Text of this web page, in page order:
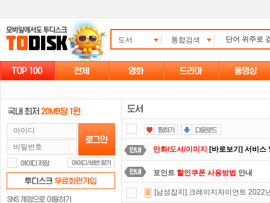
도서 통합검색
만화/도서/이미지 [바로보기] 서비스
포인트 할인쿠폰 사용방법 안내
댓글만 잘써도무료 포인트를 드립
[남성잡지] 크레이지자이언트 2022